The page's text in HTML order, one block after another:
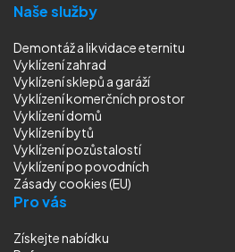
Naše služby
Demontáž a likvidace eternitu
Vyklízení zahrad
Vyklízení sklepů a garáží
Vyklízení komerčních prostor
Vyklízení domů
Vyklízení bytů
Vyklízení pozůstalostí
Vyklízenípo povodních
Zásady cookies (EU)
Pro vás
Získejte nabídku